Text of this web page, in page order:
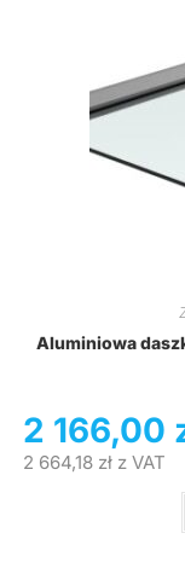
Aluminiowa
2 166,00
2 664,18 złz VAT